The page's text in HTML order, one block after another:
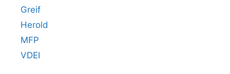
Greif
Herold
MFP
VDEI